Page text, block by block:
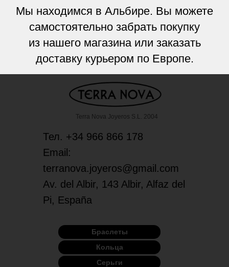
Мы находимся в Альбире. Вы можете
самостоятельно забрать покупку
из нашего магазина или заказать
доставку курьером по Европе.
Terra Nova Joyeros S.L. 2004
Браслеты
Кольца
Серьги
Тел. +34 966 866 178
Email:
terranova.joyeros@gmail.com
Av. del Albir, 143 Albir, Alfaz del
Pi, España